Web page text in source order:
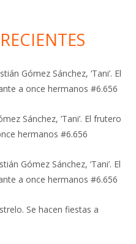
Gómez Sánchez, ‘Tani’. El
a once hermanos #6.656
Sánchez, ‘Tani’. El frutero
hermanos #6.656
Gómez Sánchez, ‘Tani’. El
a once hermanos #6.656
Se hacen fiestas a